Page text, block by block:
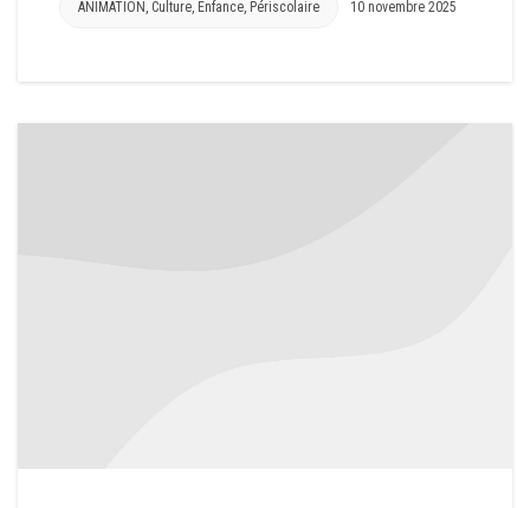
ANIMATION, Culture, Enfance, Périscolaire 10 novembre 2025